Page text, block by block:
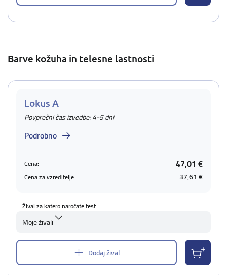
Barve kožuha in telesne lastnosti
Lokus A
Povprečni čas izvedbe: 4-5 dni
Podrobno
Cena: 47,01 €
Cena za vzreditelje: 37,61 €
Žival za katero naročate test
Moje živali
Dodaj žival